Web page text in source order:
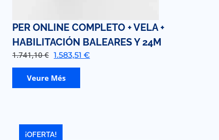
PER ONLINE COMPLETO + VELA +
HABILITACIÓN BALEARES Y 24M
1.741,10€ 1.583,51 €
Veure Més
¡OFERTA!